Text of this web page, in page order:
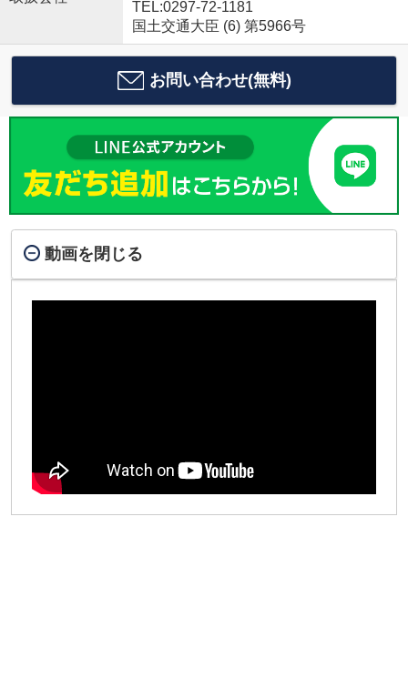
TEL:0297-72-1181
国土交通大臣 (6) 第5966号
お問い合わせ(無料)
動画を閉じる